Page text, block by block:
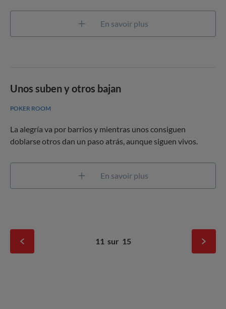
En savoir plus
Unos suben y otros bajan
POKER ROOM
La alegría va por barrios y mientras unos consiguen
doblarse otros dan un paso atrás, aunque siguen vivos.
En savoir plus
11 sur 15